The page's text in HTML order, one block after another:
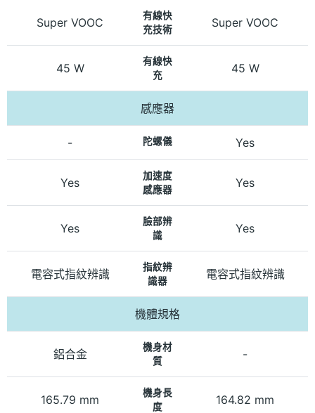
Super VOOC
有線快
充技術
Super VOOC
45 W
有線快
充
45 W
感應器
- 陀螺儀 Yes
Yes
加速度
感應器
Yes
Yes
臉部辨
識
Yes
電容式指紋辨識
指紋辨
識器
電容式指紋辨識
機體規格
鋁合金
機身材
質
-
165.79 mm
機身長
度
164.82 mm